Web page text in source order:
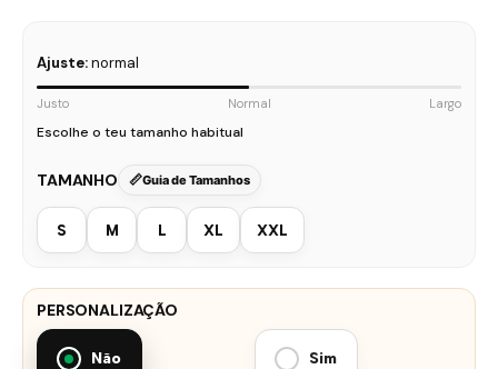
Ajuste:normal
Justo Normal Largo
Escolhe o teu tamanho habitual
TAMANHO Guia de Tamanhos
S M L XL XXL
PERSONALIZAÇÃO
Não Sim